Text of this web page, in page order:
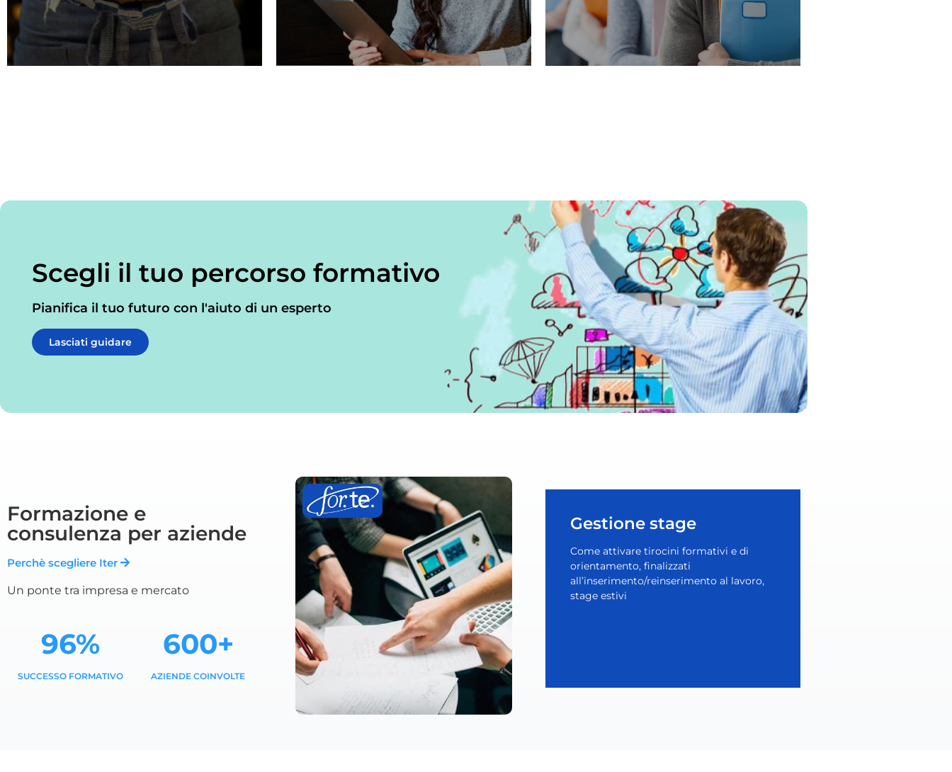
Scegli il tuo percorso formativo
Pianifica il tuo futuro con l'aiuto di un esperto
Lasciati guidare
Formazione e
consulenza per aziende
Perchè scegliere Iter
Un ponte tra impresa e mercato
96%
SUCCESSO FORMATIVO
600+
AZIENDE COINVOLTE
Gestione stage
Come attivare tirocini formativi e di
orientamento, finalizzati
all’inserimento/reinserimento al lavoro,
stage estivi